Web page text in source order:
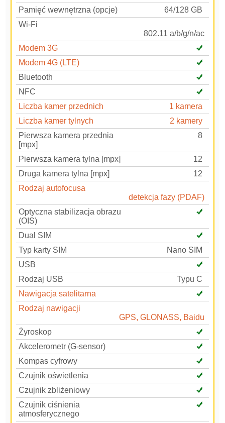
Pamięć wewnętrzna (opcje)
64/128 GB
Wi-Fi
802.11 a/b/g/n/ac
Modem 3G
Modem 4G (LTE)
Bluetooth
NFC
Liczba kamer przednich
1 kamera
Liczba kamer tylnych
2 kamery
Pierwsza kamera przednia
[mpx]
8
Pierwsza kamera tylna [mpx]
12
Druga kamera tylna [mpx]
12
Rodzaj autofocusa
detekcja fazy (PDAF)
Optyczna stabilizacja obrazu
(OIS)
Dual SIM
Typ karty SIM
Nano SIM
USB
Rodzaj USB
Typu C
Nawigacja satelitarna
Rodzaj nawigacji
GPS, GLONASS, Baidu
Żyroskop
Akcelerometr (G-sensor)
Kompas cyfrowy
Czujnik oświetlenia
Czujnik zbliżeniowy
Czujnik ciśnienia
atmosferycznego